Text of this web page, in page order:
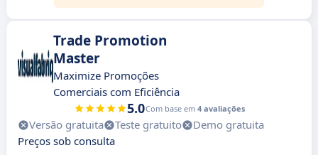
Trade Promotion
Master
Maximize Promoções
Comerciais com Eficiência
5.0Com base em 4 avaliações
Versão gratuita Teste gratuito
Demo gratuita
Preços sob consulta